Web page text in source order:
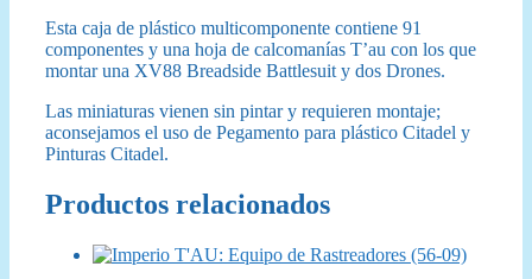
Esta caja de plástico multicomponente contiene 91
componentes y una hoja de calcomanías T’au con los que
montar una XV88 Breadside Battlesuit y dos Drones.
Las miniaturas vienen sin pintar y requieren montaje;
aconsejamos el uso de Pegamento para plástico Citadel y
Pinturas Citadel.
Productos relacionados